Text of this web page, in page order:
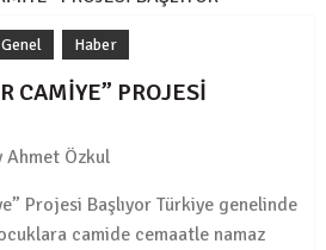
Ahmet…
Genel Haber
CAMİYE” PROJESİ
Ahmet Özkul
Projesi Başlıyor Türkiye genelinde
camide cemaatle namaz